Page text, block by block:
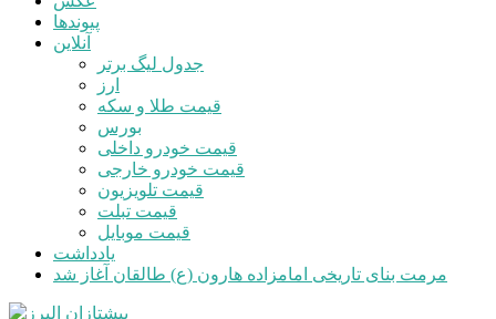
پیوندها
آنلاین
جدول لیگ برتر
ارز
قیمت طلا و سکه
بورس
قیمت خودرو داخلی
قیمت خودرو خارجی
قیمت تلویزیون
قیمت تبلت
قیمت موبایل
یادداشت
مرمت بنای تاریخی امامزاده هارون (ع) طالقان آغاز شد